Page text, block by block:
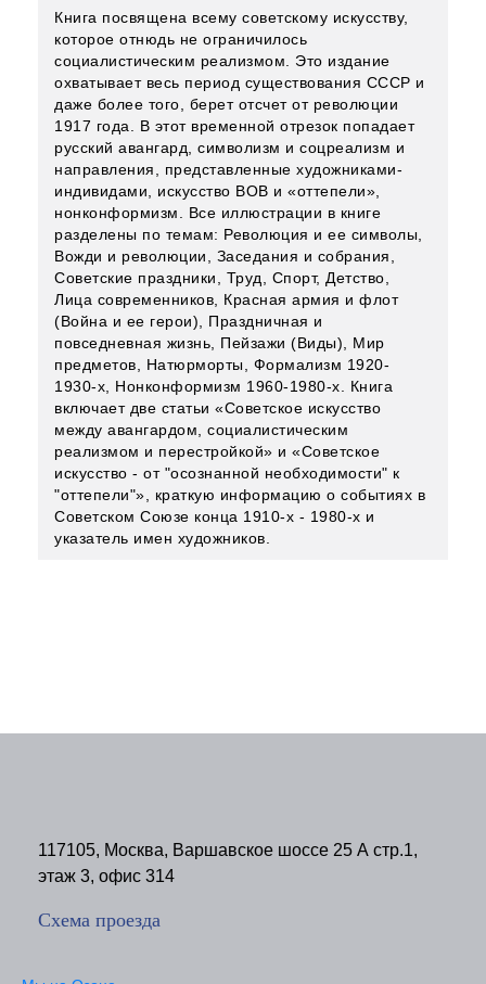
Книга посвящена всему советскому искусству,
которое отнюдь не ограничилось
социалистическим реализмом. Это издание
охватывает весь период существования СССР и
даже более того, берет отсчет от революции
1917 года. В этот временной отрезок попадает
русский авангард, символизм и соцреализм и
направления, представленные художниками-
индивидами, искусство ВОВ и «оттепели»,
нонконформизм. Все иллюстрации в книге
разделены по темам: Революция и ее символы,
Вожди и революции, Заседания и собрания,
Советские праздники, Труд, Спорт, Детство,
Лица современников, Красная армия и флот
(Война и ее герои), Праздничная и
повседневная жизнь, Пейзажи (Виды), Мир
предметов, Натюрморты, Формализм 1920-
1930-х, Нонконформизм 1960-1980-х. Книга
включает две статьи «Советское искусство
между авангардом, социалистическим
реализмом и перестройкой» и «Советское
искусство - от "осознанной необходимости" к
"оттепели"», краткую информацию о событиях в
Советском Союзе конца 1910-х - 1980-х и
указатель имен художников.
117105, Москва, Варшавское шоссе 25 А стр.1,
этаж 3, офис 314
Схема проезда